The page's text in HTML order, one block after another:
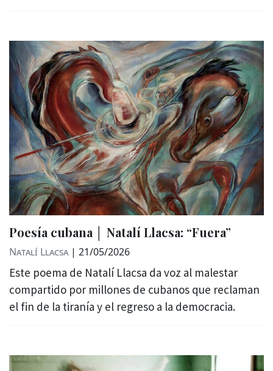
Poesía cubana │ Natalí Llacsa: “Fuera”
Natalí Llacsa | 21/05/2026
Este poema de Natalí Llacsa da voz al malestar
compartido por millones de cubanos que reclaman
el fin de la tiranía y el regreso a la democracia.